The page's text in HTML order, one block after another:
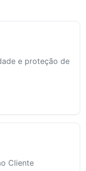
e proteção de
Cliente